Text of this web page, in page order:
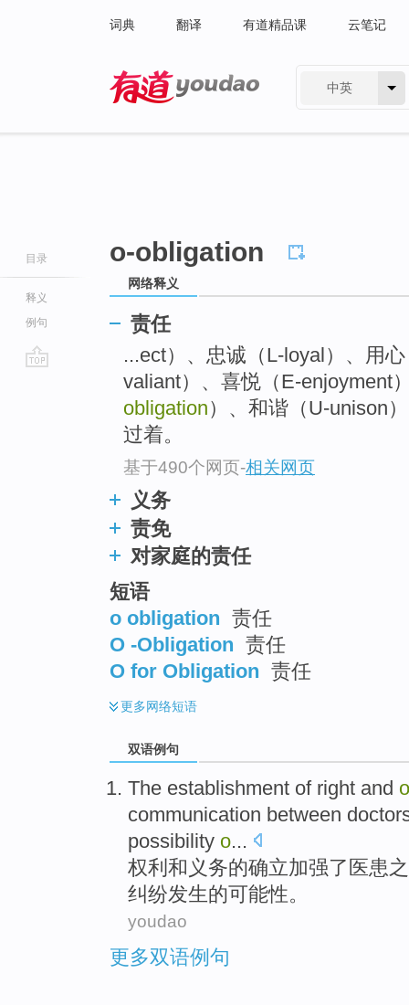
词典 翻译 有道精品课 云笔记
中英
目录
释义
例句
o-obligation
网络释义
责任
...ect）、忠诚（L-loyal）、用
valiant）、喜悦（E-enjoyment
obligation）、和谐（U-unison
过着。
基于490个网页-相关网页
义务
责免
对家庭的责任
短语
o obligation 责任
O -Obligation 责任
O for Obligation 责任
更多网络短语
双语例句
The establishment of right and
communication between
possibility o...
权利 和 义务的确立加强了 医患
纠纷发生的可能性。
youdao
更多双语例句